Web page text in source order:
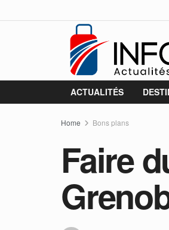
ACTUALITÉS
Home Bons plans
Faire